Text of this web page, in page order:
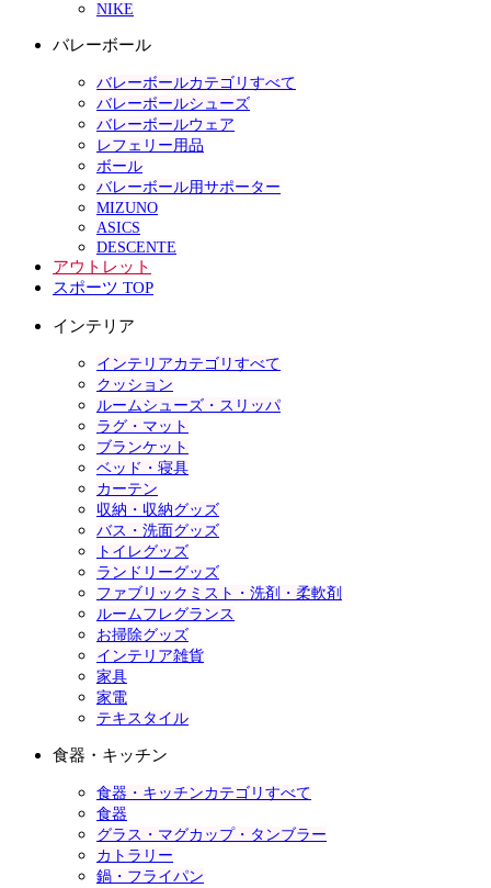
NIKE
バレーボール
バレーボールカテゴリすべて
バレーボールシューズ
バレーボールウェア
レフェリー用品
ボール
バレーボール用サポーター
MIZUNO
ASICS
DESCENTE
アウトレット
スポーツ TOP
インテリア
インテリアカテゴリすべて
クッション
ルームシューズ・スリッパ
ラグ・マット
ブランケット
ベッド・寝具
カーテン
収納・収納グッズ
バス・洗面グッズ
トイレグッズ
ランドリーグッズ
ファブリックミスト・洗剤・柔軟剤
ルームフレグランス
お掃除グッズ
インテリア雑貨
家具
家電
テキスタイル
食器・キッチン
食器・キッチンカテゴリすべて
食器
グラス・マグカップ・タンブラー
カトラリー
鍋・フライパン